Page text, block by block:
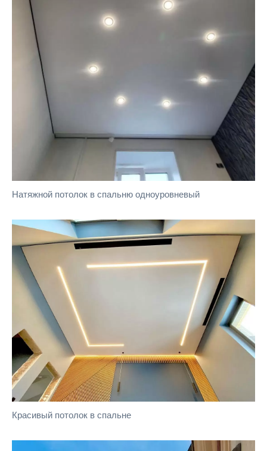
Натяжной потолок в спальню одноуровневый
Красивый потолок в спальне